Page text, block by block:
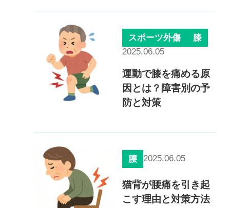
0120-117-560
※上記電話番号をタップで電話が繋がります
電話受付時間：月〜金／9:00〜16:30（土日祝休）
スポーツ外傷
膝
2025.06.05
運動で膝を痛める原
因とは？障害別の予
防と対策
腰 2025.06.05
猫背が腰痛を引き起
こす理由と対策方法